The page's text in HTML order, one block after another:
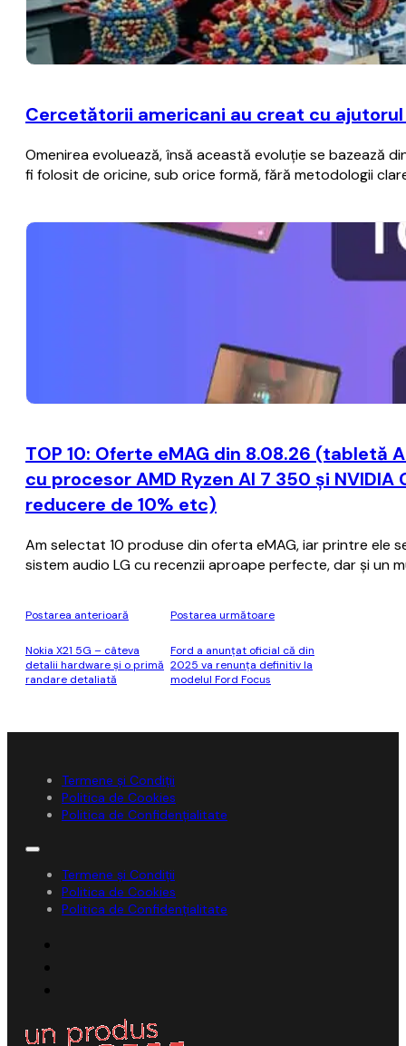
Cercetătorii americani au creat cu
Omenirea evoluează, însă această evoluţie se bazează
fi folosit de oricine, sub orice formă, fără metodologii
TOP 10: Oferte eMAG din 8.08.26
cu procesor AMD Ryzen AI 7 350 și
reducere de 10% etc)
Am selectat 10 produse din oferta eMAG, iar printre ele
sistem audio LG cu recenzii aproape perfecte, dar și un
Postarea anterioară
Nokia X21 5G – câteva
detalii hardware şi o primă
randare detaliată
Postarea următoare
Ford a anunţat oficial că din
2025 va renunţa definitiv la
modelul Ford Focus
Termene și Condiții
Politica de Cookies
Politica de Confidențialitate
Termene și Condiții
Politica de Cookies
Politica de Confidențialitate